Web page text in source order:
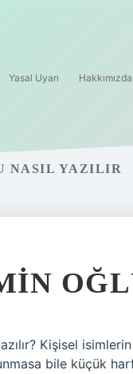
Yasal Uyarı Hakkımızda
NASIL YAZILIR
Kişisel
bile küçük